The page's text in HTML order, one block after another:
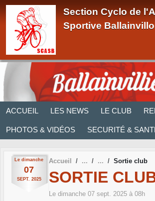
Section Cyclo de
Sportive
ACCUEIL LES NEWS LE CLUB
PHOTOS & VIDÉOS SECURITÉ &
Le dimanche
07
SEPT. 2025
Accueil Sortie club
SORTIE
Le dimanche 07 sept. 2025 à 08h
Panneau de gestion des cookies